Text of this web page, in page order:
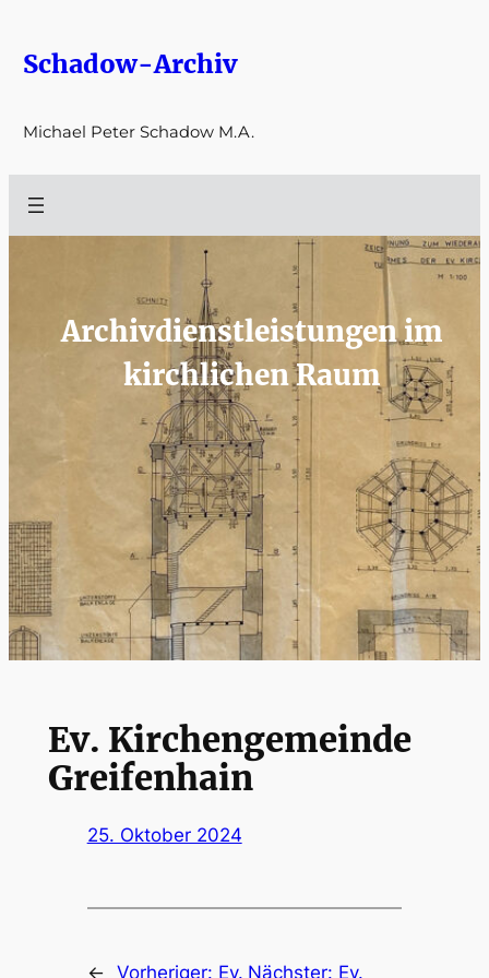
Inhalt
springen
Schadow-Archiv
Michael Peter Schadow M.A.
Archivdienstleistungen im
kirchlichen Raum
Ev. Kirchengemeinde
Greifenhain
25. Oktober 2024
← Vorheriger: Ev. Nächster: Ev.